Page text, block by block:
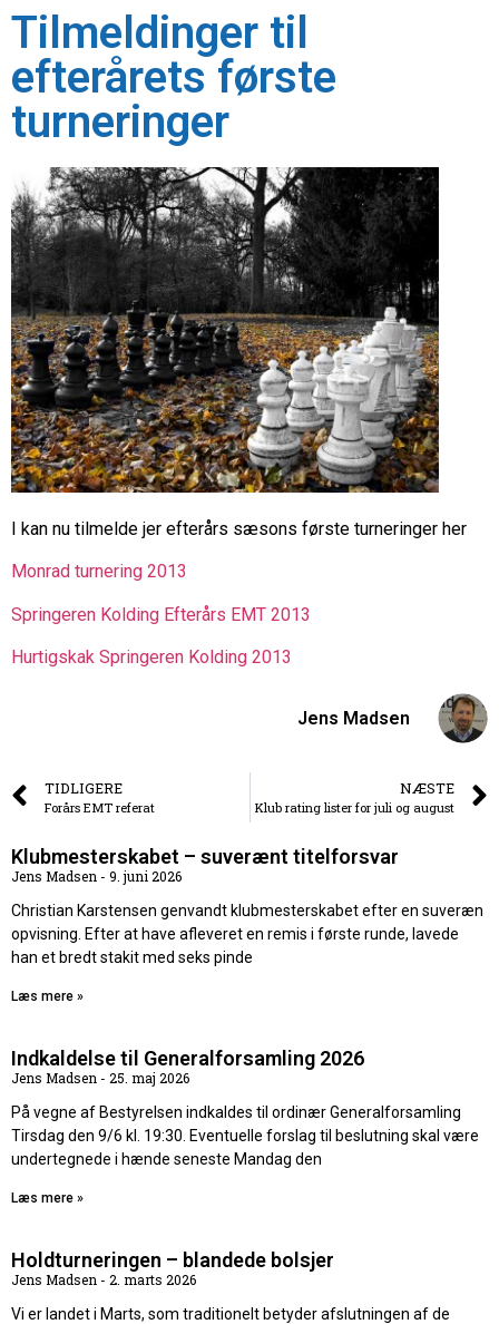
Tilmeldinger til
efterårets første
turneringer
I kan nu tilmelde jer efterårs sæsons første turneringer her
Monrad turnering 2013
Springeren Kolding Efterårs EMT 2013
Hurtigskak Springeren Kolding 2013
Jens Madsen
TIDLIGERE
Forårs EMT referat
NÆSTE
Klub rating lister for juli og august
Klubmesterskabet – suverænt titelforsvar
Jens Madsen
9. juni 2026
Christian Karstensen genvandt klubmesterskabet efter en suveræn
opvisning. Efter at have afleveret en remis i første runde, lavede
han et bredt stakit med seks pinde
Læs mere »
Indkaldelse til Generalforsamling 2026
Jens Madsen
25. maj 2026
På vegne af Bestyrelsen indkaldes til ordinær Generalforsamling
Tirsdag den 9/6 kl. 19:30. Eventuelle forslag til beslutning skal være
undertegnede i hænde seneste Mandag den
Læs mere »
Holdturneringen – blandede bolsjer
Jens Madsen
2. marts 2026
Vi er landet i Marts, som traditionelt betyder afslutningen af de